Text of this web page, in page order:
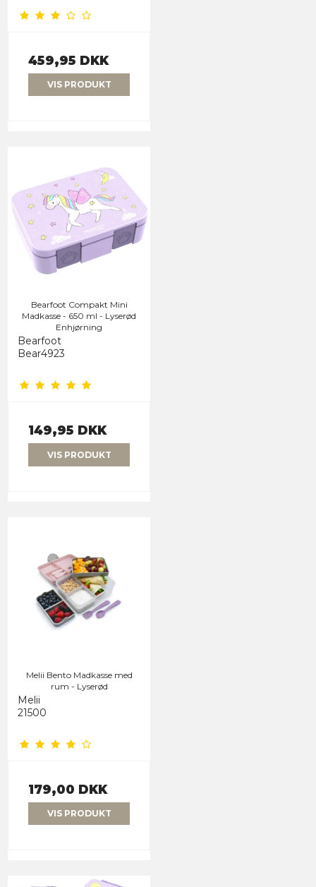
459,95 DKK
VIS PRODUKT
Bearfoot Compakt Mini
Madkasse - 650 ml - Lyserød
Enhjørning
Bearfoot
Bear4923
149,95 DKK
VIS PRODUKT
Melii Bento Madkasse med
rum - Lyserød
Melii
21500
179,00 DKK
VIS PRODUKT